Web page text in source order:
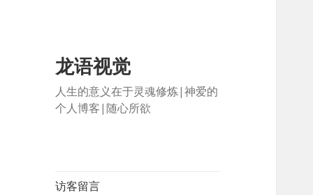
龙语视觉
人生的意义在于灵魂修炼|神爱的
个人博客|随心所欲
访客留言